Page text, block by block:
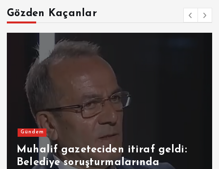
Gözden Kaçanlar
Gündem
Muhalif gazeteciden itiraf geldi:
Belediye soruşturmalarında